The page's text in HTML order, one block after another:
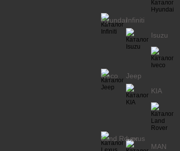
HyundaiInfiniti
Isuzu
Iveco
Jeep
KIA
Land Rover
Lexus
MAN